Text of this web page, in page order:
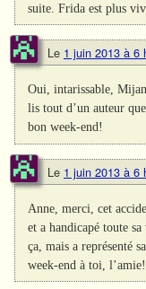
suite. Frida est plus
Le 1 juin 2013 à 6
Oui, intarissable,
lis tout d’un auteur
bon week-end!
Le 1 juin 2013 à 6
Anne, merci, cet
et a handicapé toute
ça, mais a
week-end à toi, l’amie!